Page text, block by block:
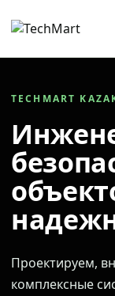
TECHMART
Проектируем,
комплексные